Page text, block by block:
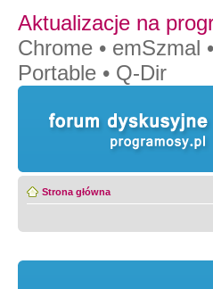
Aktualizacje na
Chrome • emSzmal •
Portable • Q-Dir
Strona główna